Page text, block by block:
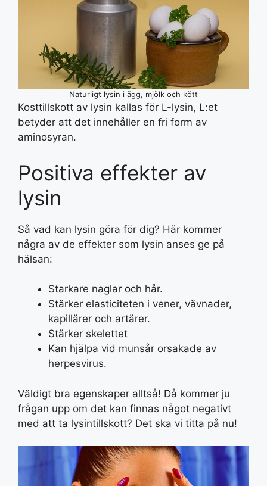
Naturligt lysin i ägg, mjölk och kött
Kosttillskott av lysin kallas för L-lysin, L:et
betyder att det innehåller en fri form av
aminosyran.
Positiva effekter av
lysin
Så vad kan lysin göra för dig? Här kommer
några av de effekter som lysin anses ge på
hälsan:
Starkare naglar och hår.
Stärker elasticiteten i vener, vävnader,
kapillärer och artärer.
Stärker skelettet
Kan hjälpa vid munsår orsakade av
herpesvirus.
Väldigt bra egenskaper alltså! Då kommer ju
frågan upp om det kan finnas något negativt
med att ta lysintillskott? Det ska vi titta på nu!